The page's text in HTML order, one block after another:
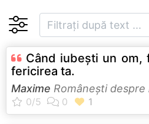
Când iubești un om,
fericirea ta.
Maxime Româneşti despre